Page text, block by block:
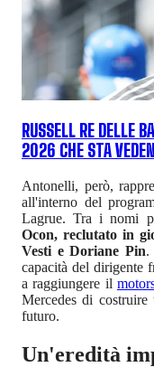
RUSSELL RE DELLE
2026 CHE STA
Antonelli, però,
all'interno del
Lagrue. Tra i nomi
Ocon, reclutato in
Vesti e Doriane Pin.
capacità del dirigente
a raggiungere il
Mercedes di
futuro.
Un'eredità